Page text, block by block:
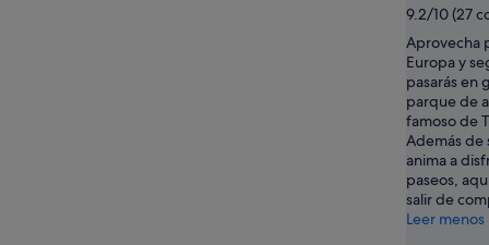
ago
-
10
ago
mañana
por
la
noche,
10
ago
-
11
ago
Ardoz
el
próximo
fin
de
semana,
14
ago
-
9.2/10 (27
Aprovecha
Europa y
pasarás en
parque de
famoso de
Además de
anima a
paseos,
salir de
Leer menos